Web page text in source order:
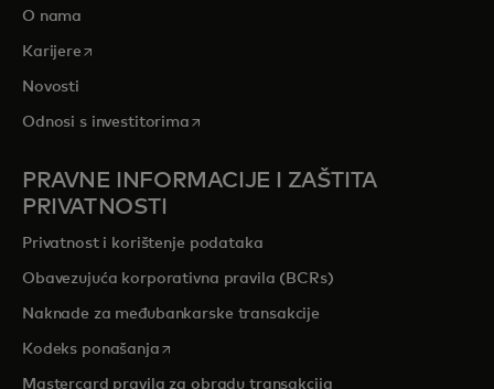
O nama
Karijereopens in a new tab
Novosti
Odnosi s investitorimaopens in a new tab
PRAVNE INFORMACIJE I ZAŠTITA
PRIVATNOSTI
Privatnost i korištenje podataka
Obavezujuća korporativna pravila (BCRs)
Naknade za međubankarske transakcije
Kodeks ponašanjaopens in a new tab
Mastercard pravila za obradu transakcija